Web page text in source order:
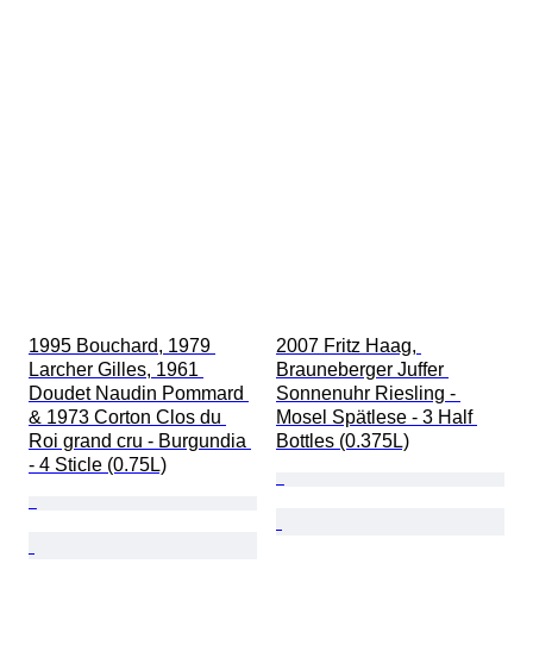
1995 Bouchard, 1979
Larcher Gilles, 1961
Doudet Naudin Pommard
& 1973 Corton Clos du
Roi grand cru - Burgundia
- 4 Sticle (0.75L)
2007 Fritz Haag,
Brauneberger Juffer
Sonnenuhr Riesling -
Mosel Spätlese - 3 Half
Bottles (0.375L)